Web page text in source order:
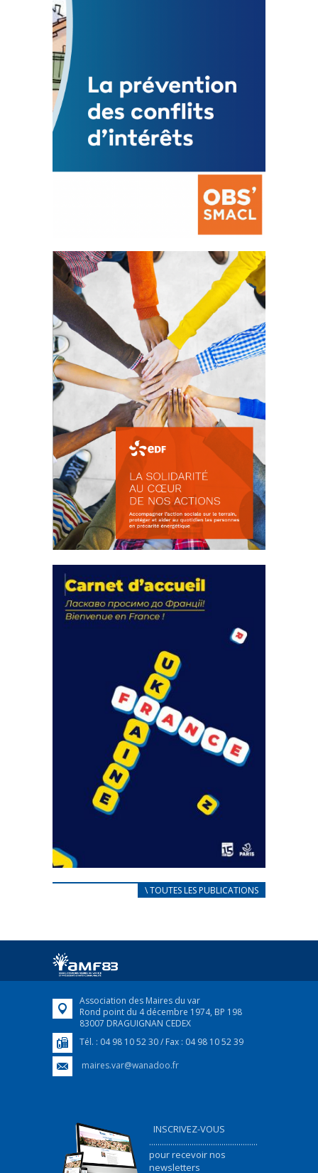
Mise à jour avril 2024 Latest
de...
FEUILLETER
La prévention des conflits
d’intérêts
18 septembre 2023
Latest PostsCOMMUNIQUÉ DE PRESSE
AMF83Appel de fonds incendies de
forêtRéussir...
FEUILLETER
actions
18 septembre 2023
Latest PostsCOMMUNIQUÉ DE PRESSE
CARNET D’ACCUEIL
Afin d’accompagner au mieux les réfugiés
FEUILLETER
\ TOUTES LES PUBLICATIONS
Association des Maires du var
Rond point du 4 décembre 1974, BP 198
83007 DRAGUIGNAN CEDEX
Tél. : 04 98 10 52 30 / Fax : 04 98 10 52 39
maires.var@wanadoo.fr
INSCRIVEZ-VOUS
...................................................
pour recevoir nos
newsletters